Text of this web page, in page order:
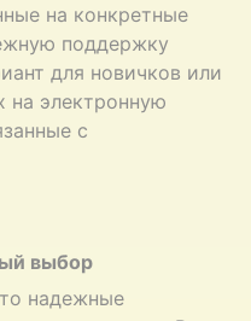
на конкретные
поддержку
для новичков или
на электронную
с
выбор
надежные